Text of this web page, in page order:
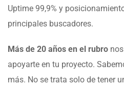
Uptime 99,9% y
principales buscadores.
Más de 20 años en el rubro
apoyarte en tu proyecto.
más. No se trata solo de tener